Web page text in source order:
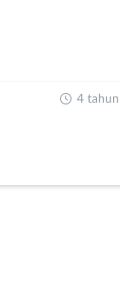
4 tahun